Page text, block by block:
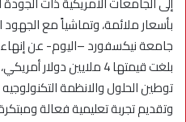
بأسعار ملائمة، وتماشياً مع الجهود
جامعة نيكسفورد –اليوم- عن إنهاء
بلغت قيمتها 4 ملايين
توطين الحلول والانظمة
وتقديم تجربة تعليمية فعالة